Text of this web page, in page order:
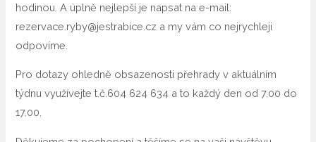
hodinou. A úplně nejlepší je napsat na e-mail:
rezervace.ryby@jestrabice.cz a my vám co nejrychleji
odpovíme.
Pro dotazy ohledně obsazenosti přehrady v aktuálním
týdnu využívejte t.č.604 624 634 a to každý den od 7.00 do
17.00.